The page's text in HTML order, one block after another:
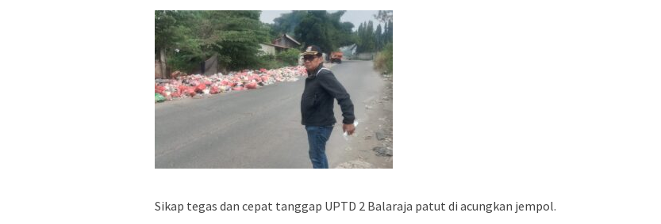
Sikap tegas dan cepat tanggap UPTD 2 Balaraja patut di acungkan jempol.